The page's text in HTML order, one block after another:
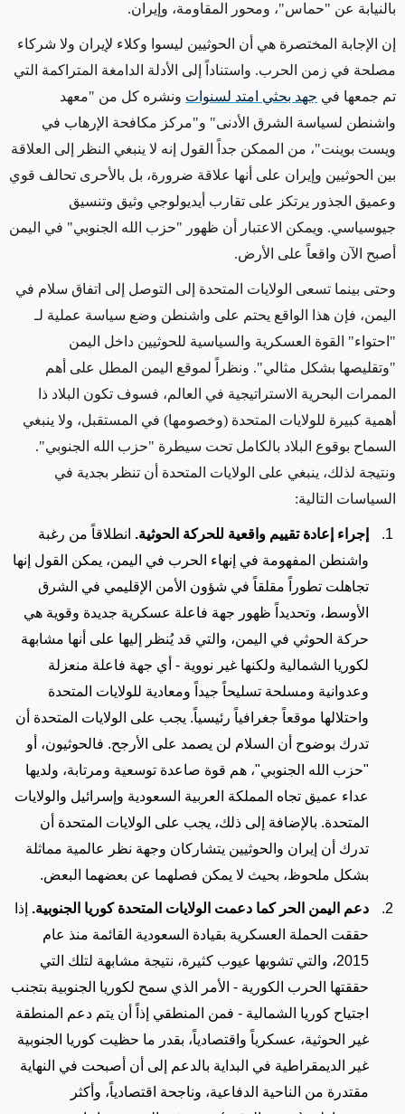
بالنيابة عن "حماس"، ومحور المقاومة، وإيران.
إن الإجابة المختصرة هي أن الحوثيين ليسوا وكلاء لإيران ولا شركاء
مصلحة في زمن الحرب. واستناداً إلى الأدلة الدامغة المتراكمة التي
تم جمعها في جهد بحثي امتد لسنوات ونشره كل من "معهد
واشنطن لسياسة الشرق الأدنى" و"مركز مكافحة الإرهاب في
ويست بوينت"، من الممكن جداً القول إنه لا ينبغي النظر إلى العلاقة
بين الحوثيين وإيران على أنها علاقة ضرورة، بل بالأحرى تحالف قوي
وعميق الجذور يرتكز على تقارب أيديولوجي وثيق وتنسيق
جيوسياسي. ويمكن الاعتبار أن ظهور "حزب الله الجنوبي" في اليمن
أصبح الآن واقعاً على الأرض.
وحتى بينما تسعى الولايات المتحدة إلى التوصل إلى اتفاق سلام في
اليمن، فإن هذا الواقع يحتم على واشنطن وضع سياسة عملية لـ
"احتواء" القوة العسكرية والسياسية للحوثيين داخل اليمن
"وتقليصها بشكل مثالي". ونظراً لموقع اليمن المطل على أهم
الممرات البحرية الاستراتيجية في العالم، فسوف تكون البلاد ذا
أهمية كبيرة للولايات المتحدة (وخصومها) في المستقبل، ولا ينبغي
السماح بوقوع البلاد بالكامل تحت سيطرة "حزب الله الجنوبي".
ونتيجة لذلك، ينبغي على الولايات المتحدة أن تنظر بجدية في
السياسات التالية:
إجراء إعادة تقييم واقعية للحركة الحوثية. انطلاقاً من رغبة
واشنطن المفهومة في إنهاء الحرب في اليمن، يمكن القول إنها
تجاهلت تطوراً مقلقاً في شؤون الأمن الإقليمي في الشرق
الأوسط، وتحديداً ظهور جهة فاعلة عسكرية جديدة وقوية هي
حركة الحوثي في ​​اليمن، والتي قد يُنظر إليها على أنها مشابهة
لكوريا الشمالية ولكنها غير نووية - أي جهة فاعلة منعزلة
وعدوانية ومسلحة تسليحاً جيداً ومعادية للولايات المتحدة
واحتلالها موقعاً جغرافياً رئيسياً. يجب على الولايات المتحدة أن
تدرك بوضوح أن السلام لن يصمد على الأرجح. فالحوثيون، أو
"حزب الله الجنوبي"، هم قوة صاعدة توسعية ومرتابة، ولديها
عداء عميق تجاه المملكة العربية السعودية وإسرائيل والولايات
المتحدة. بالإضافة إلى ذلك، يجب على الولايات المتحدة أن
تدرك أن إيران والحوثيين يتشاركان وجهة نظر عالمية مماثلة
بشكل ملحوظ، بحيث لا يمكن فصلهما عن بعضهما البعض.
دعم اليمن الحر كما دعمت الولايات المتحدة كوريا الجنوبية. إذا
حققت الحملة العسكرية بقيادة السعودية القائمة منذ عام
2015، والتي تشوبها عيوب كثيرة، نتيجة مشابهة لتلك التي
حققتها الحرب الكورية - الأمر الذي سمح لكوريا الجنوبية بتجنب
اجتياح كوريا الشمالية - فمن المنطقي إذاً أن يتم دعم المنطقة
غير الحوثية، عسكرياً واقتصادياً، بقدر ما حظيت كوريا الجنوبية
غير الديمقراطية في البداية بالدعم
إلى أن أصبحت في النهاية
مقتدرة من الناحية الدفاعية، وناجحة اقتصادياً، وأكثر